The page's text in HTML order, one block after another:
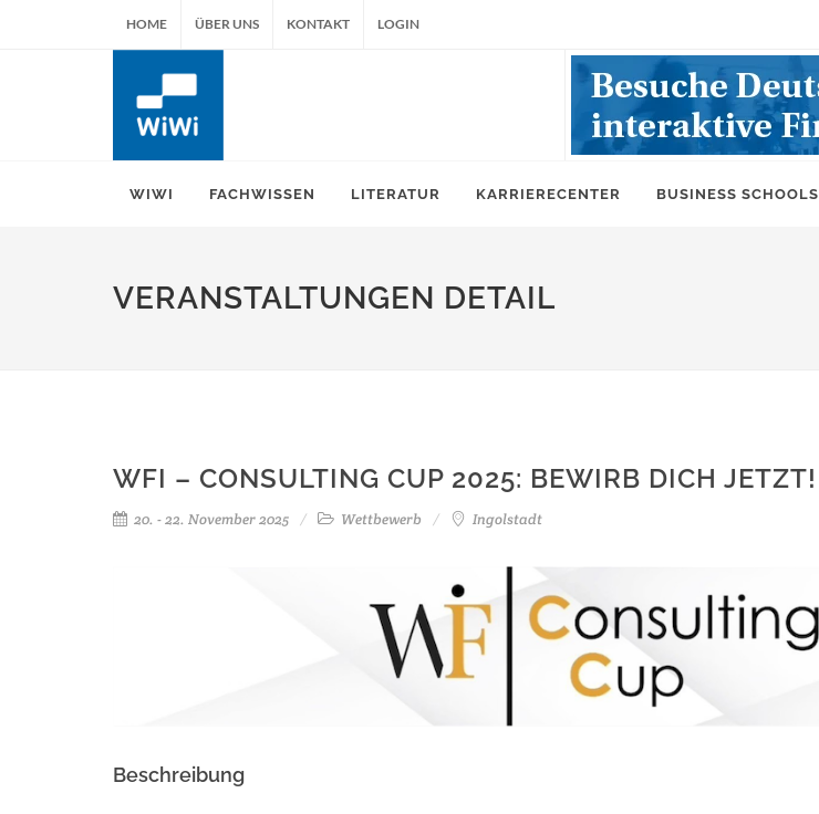
HOME ÜBER UNS KONTAKT LOGIN
WIWI FACHWISSEN LITERATUR KARRIERECENTER BUSINESS SCHOOLS
VERANSTALTUNGEN DETAIL
WFI – CONSULTING CUP 2025: BEWIRB DICH JETZT!
20. - 22. November 2025 Wettbewerb Ingolstadt
Beschreibung